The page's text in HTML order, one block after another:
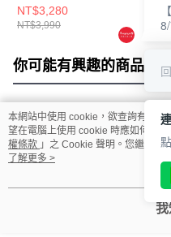
NT$3,280
NT$3,990
碼
3支
你可能有興趣的商品 全
熱門標籤
本網站中使用 cookie，欲查詢有關本
望在電腦上使用 cookie 時應如何變
權條款 」之 Cookie 聲明。您繼續使
用條款之 Cookie 聲明使用 cookie。
了解更多 >
我